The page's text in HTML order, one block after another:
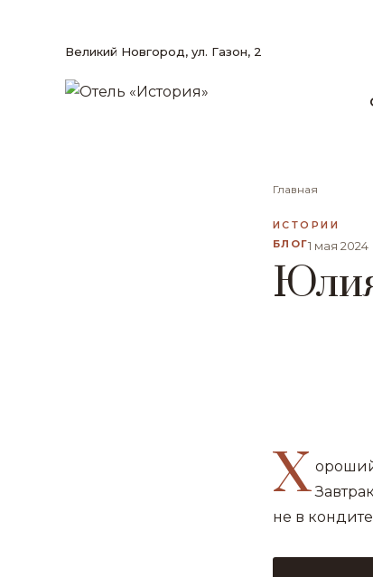
Великий Новгород, ул. Газон, 2
Главная
ИСТОРИИ
БЛОГ1 мая 2024
Х ороший
не в